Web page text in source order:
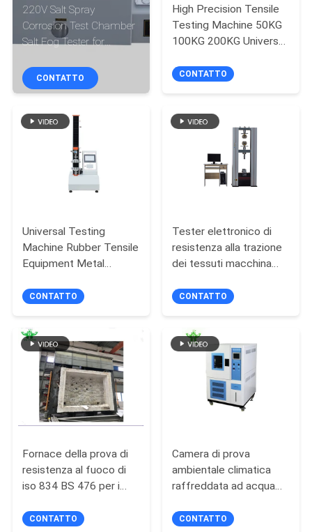
DELLA
FABBRICA
CONTATTICI
NOTIZIE
RICHIEDA
UNA
MAPPA
DEL
SITO
POLITICA
SULLA
PRIVACY
220V Salt Spray
Corrosion Test Chamber
Salt Fog Tester for
Surface Testing
CONTATTO
High Precision Tensile
Testing Machine 50KG
100KG 200KG Universal
Tester for Plastic Film
CONTATTO
Universal Testing
Machine Rubber Tensile
Equipment Metal
Tester
CONTATTO
Tester elettronico di
resistenza alla trazione
dei tessuti macchina
trazione attrezzature di
tessili
CONTATTO
Fornace della prova di
resistenza al fuoco di
iso 834 BS 476 per i
CONTATTO
Camera di prova
ambientale climatica
raffreddata ad acqua
CONTATTO